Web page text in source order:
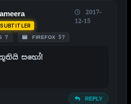
7 FIREFOX 57
2017-
12-15
සහෝ!
REPLY